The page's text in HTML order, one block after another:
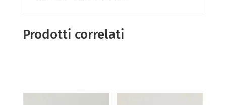
Prodotti correlati